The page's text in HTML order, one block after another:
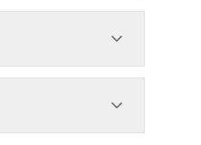
Pro que
de ahorro,